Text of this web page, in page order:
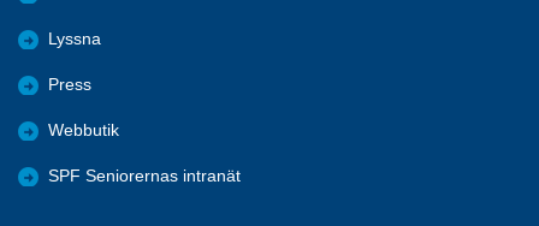
Lyssna
Press
Webbutik
SPF Seniorernas intranät